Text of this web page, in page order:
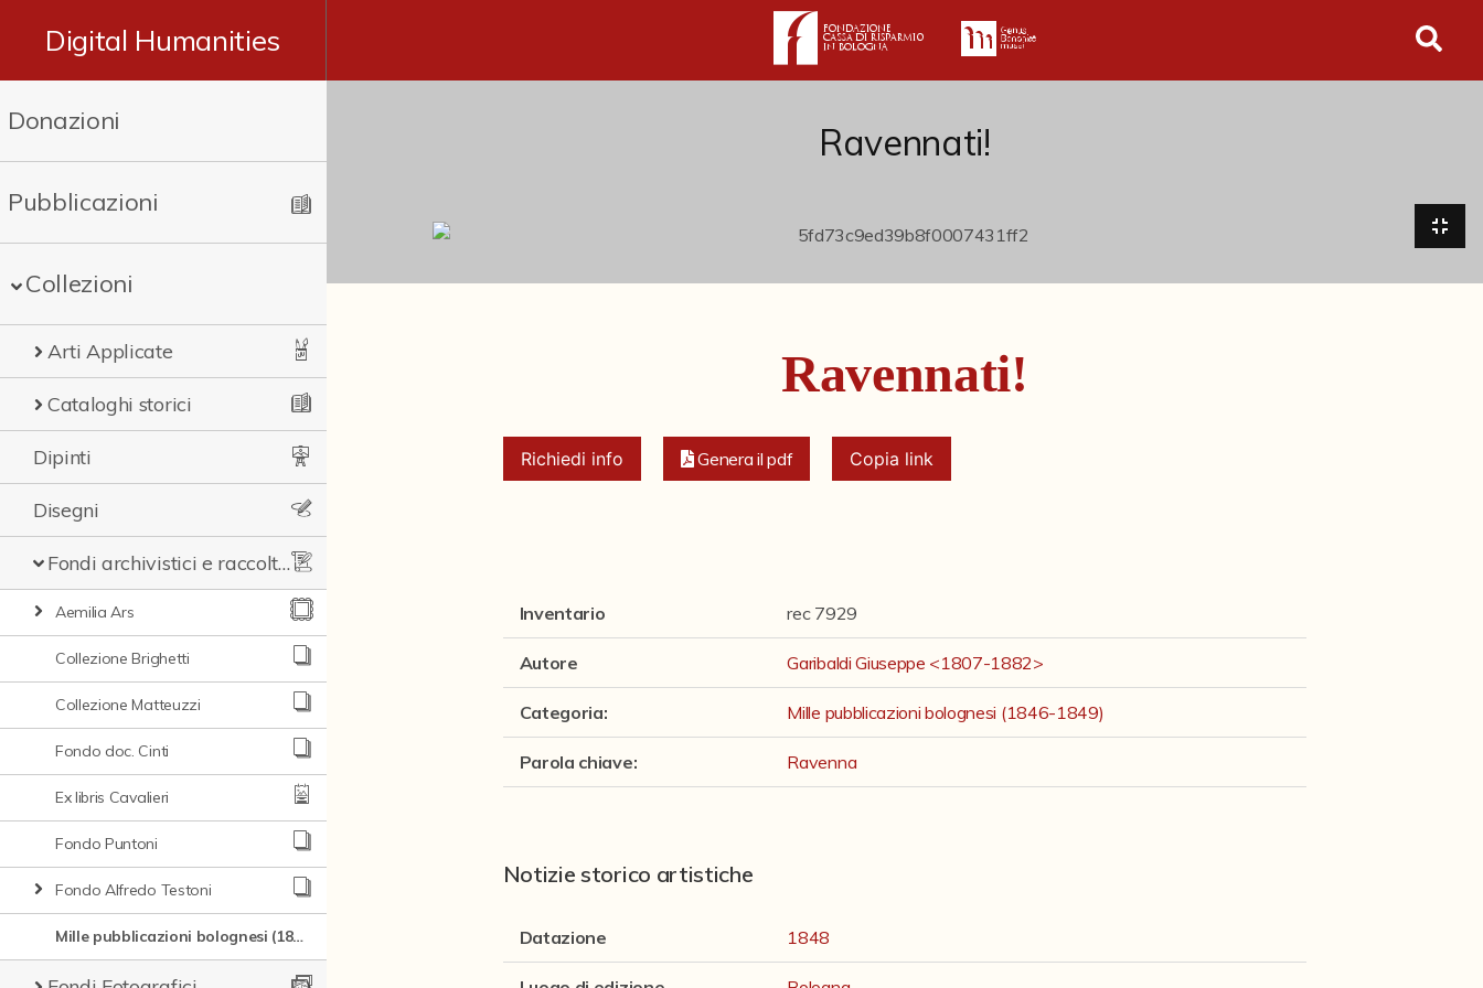
Digital Humanities
Donazioni
Pubblicazioni
Collezioni
Arti Applicate
Cataloghi storici
Dipinti
Disegni
Fondi archivistici e raccolte documentarie
Aemilia Ars
Collezione Brighetti
Collezione Matteuzzi
Fondo doc. Cinti
Ex libris Cavalieri
Fondo Puntoni
Fondo Alfredo Testoni
Mille pubblicazioni bolognesi (1846-1849)
Ravennati!
Ravennati!
Richiedi info Genera il pdf Copia link
Inventario rec 7929
Autore Garibaldi Giuseppe <1807-1882>
Categoria: Mille pubblicazioni bolognesi (1846-1849)
Parola chiave: Ravenna
Notizie storico artistiche
Datazione 1848